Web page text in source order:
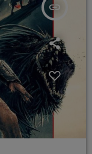
insert_link